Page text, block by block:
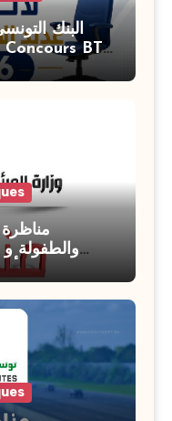
البنك
بوزارة
السن آخر أجل للتسجيل :